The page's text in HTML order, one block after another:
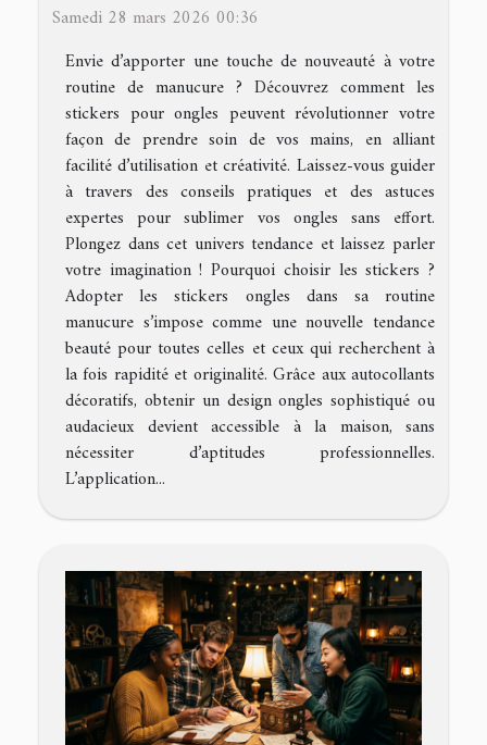
Samedi 28 mars 2026 00:36
Envie d’apporter une touche de nouveauté à votre
routine de manucure ? Découvrez comment les
stickers pour ongles peuvent révolutionner votre
façon de prendre soin de vos mains, en alliant
facilité d’utilisation et créativité. Laissez-vous guider
à travers des conseils pratiques et des astuces
expertes pour sublimer vos ongles sans effort.
Plongez dans cet univers tendance et laissez parler
votre imagination ! Pourquoi choisir les stickers ?
Adopter les stickers ongles dans sa routine
manucure s’impose comme une nouvelle tendance
beauté pour toutes celles et ceux qui recherchent à
la fois rapidité et originalité. Grâce aux autocollants
décoratifs, obtenir un design ongles sophistiqué ou
audacieux devient accessible à la maison, sans
nécessiter d’aptitudes professionnelles.
L’application...